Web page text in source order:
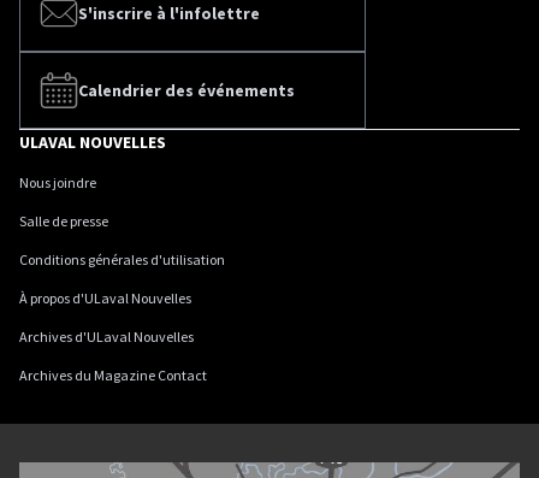
S'inscrire à l'infolettre
Calendrier des événements
ULAVAL NOUVELLES
Nous joindre
Salle de presse
Conditions générales d'utilisation
À propos d'ULaval Nouvelles
Archives d'ULaval Nouvelles
Archives du Magazine Contact